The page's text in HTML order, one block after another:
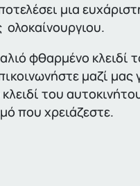
μια
φθαρμένο κλειδί
μαζί
του
που χρειάζεστε.